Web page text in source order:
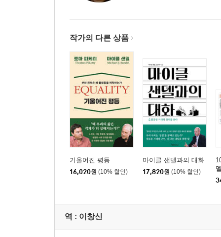
중립을 지키려는 열망│낙태와 줄기세포 논란│동
주│ 옮긴이의 말 │ 찾아보기
작가의 다른 상품
기울어진 평등
16,020원 (10% 할인)
마이클 샌델과의 대화
17,820원 (10% 할인)
역 : 이창신